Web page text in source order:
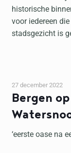
historische
voor iedereen
stadsgezicht is
Bergen
27 december 2022
‘eerste oase na